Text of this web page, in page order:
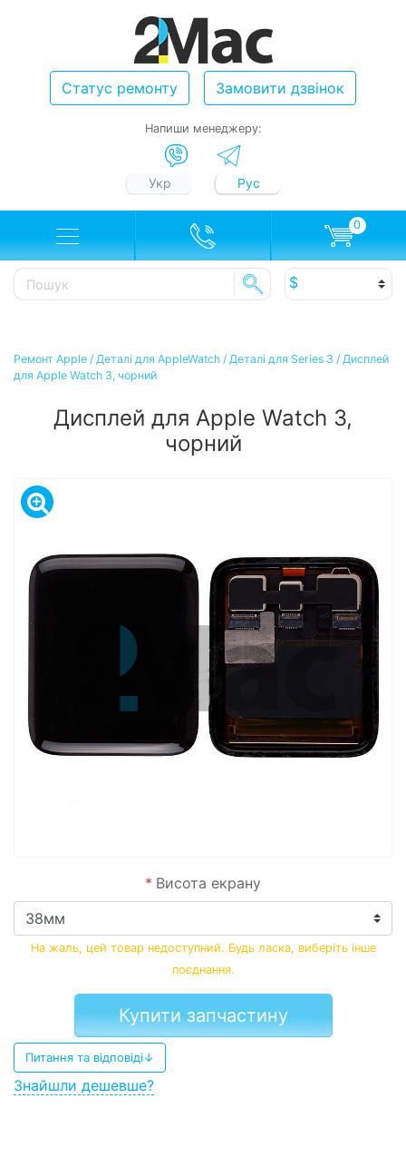
Статус ремонту Замовити дзвінок
Напиши менеджеру:
Укр Рус
0
Ремонт Apple / Деталі для AppleWatch / Деталі для Series 3 / Дисплей
для Apple Watch 3, чорний
Дисплей для Apple Watch 3,
чорний
* Висота екрану
На жаль, цей товар недоступний. Будь ласка, виберіть інше
поєднання.
Купити запчастину
Питання та відповіді↓
Знайшли дешевше?